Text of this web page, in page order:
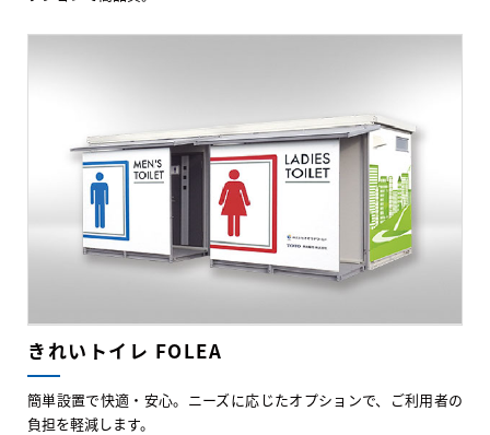
きれいトイレ FOLEA
簡単設置で快適・安心。ニーズに応じたオプションで、ご利用者の
負担を軽減します。